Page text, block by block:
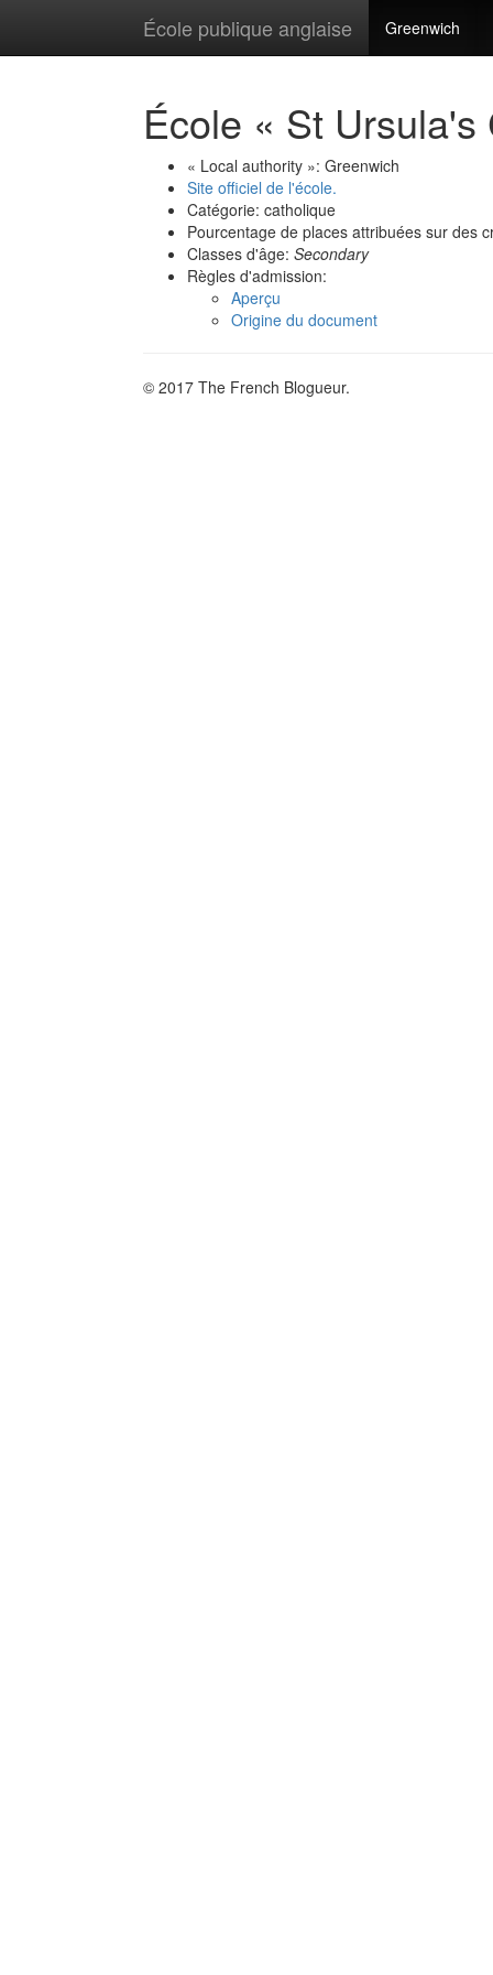
École publique anglaise Greenwich
École « St
« Local authority »: Greenwich
Site officiel de l'école.
Catégorie: catholique
Pourcentage de places attribuées sur des
Classes d'âge: Secondary
Règles d'admission:
Aperçu
Origine du document
© 2017 The French Blogueur.